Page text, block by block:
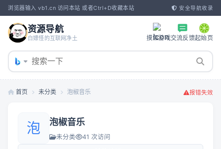
浏览器输入 vb1.cn 访问本站 或者Ctrl+D收藏本站 安全导航收录
资源导航
白嫖怪的互联网净土 摸鱼游戏交流反馈起始页
首页 未分类 泡椒音乐 报错失效
泡 泡椒音乐
未分类 41 次访问